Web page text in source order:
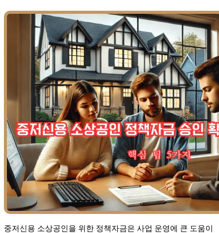
중저신용 소상공인을 위한 정책자금은 사업 운영에 큰 도움이